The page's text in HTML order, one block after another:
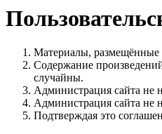
Материалы, размещённые
Содержание
случайны.
Администрация сайта не
Администрация сайта не
Подтверждая это